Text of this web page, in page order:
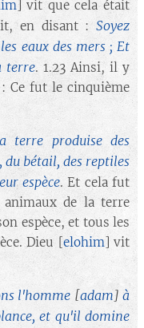
] vit que cela était
en disant : Soyez
eaux des mers ; Et
terre. 1.23 Ainsi, il y
Ce fut le cinquième
terre produise des
du bétail, des reptiles
espèce. Et cela fut
de la terre
espèce, et tous les
Dieu [elohim] vit
l'homme [adam]à
et qu'il domine